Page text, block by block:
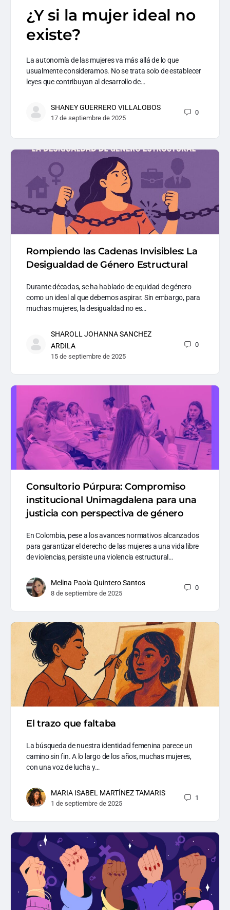
¿Y si la mujer ideal no
existe?
La autonomía de las mujeres va más allá de lo que
usualmente consideramos. No se trata solo de establecer
leyes que contribuyan al desarrollo de…
SHANEY GUERRERO VILLALOBOS
17 de septiembre de 2025
0
Rompiendo las Cadenas Invisibles: La
Desigualdad de Género Estructural
Durante décadas, se ha hablado de equidad de género
como un ideal al que debemos aspirar. Sin embargo, para
muchas mujeres, la desigualdad no es…
SHAROLL JOHANNA SANCHEZ
ARDILA
15 de septiembre de 2025
0
Consultorio Púrpura: Compromiso
institucional Unimagdalena para una
justicia con perspectiva de género
En Colombia, pese a los avances normativos alcanzados
para garantizar el derecho de las mujeres a una vida libre
de violencias, persiste una violencia estructural…
Melina Paola Quintero Santos
8 de septiembre de 2025
0
El trazo que faltaba
La búsqueda de nuestra identidad femenina parece un
camino sin fin. A lo largo de los años, muchas mujeres,
con una voz de lucha y…
MARIA ISABEL MARTÍNEZ TAMARIS
1 de septiembre de 2025
1